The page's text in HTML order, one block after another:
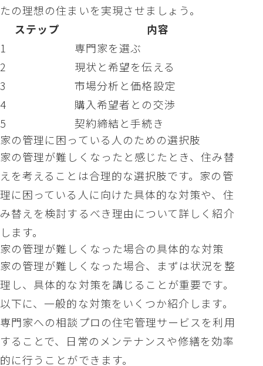
たの理想の住まいを実現させましょう。
ステップ
内容
1
専門家を選ぶ
2
現状と希望を伝える
3
市場分析と価格設定
4
購入希望者との交渉
5
契約締結と手続き
家の管理に困っている人のための選択肢
家の管理が難しくなったと感じたとき、住み替
えを考えることは合理的な選択肢です。家の管
理に困っている人に向けた具体的な対策や、住
み替えを検討するべき理由について詳しく紹介
します。
家の管理が難しくなった場合の具体的な対策
家の管理が難しくなった場合、まずは状況を整
理し、具体的な対策を講じることが重要です。
以下に、一般的な対策をいくつか紹介します。
専門家への相談プロの住宅管理サービスを利用
することで、日常のメンテナンスや修繕を効率
的に行うことができます。